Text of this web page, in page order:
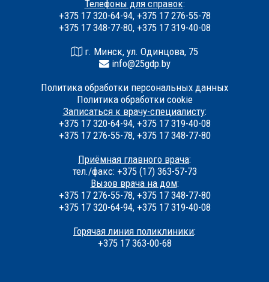
Телефоны для справок:
+375 17 320-64-94, +375 17 276-55-78
+375 17 348-77-80, +375 17 319-40-08
г. Минск, ул. Одинцова, 75
info@25gdp.by
Политика обработки персональных данных
Политика обработки cookie
Записаться к врачу-специалисту:
+375 17 320-64-94, +375 17 319-40-08
+375 17 276-55-78, +375 17 348-77-80
Приёмная главного врача:
тел./факс: +375 (17) 363-57-73
Вызов врача на дом:
+375 17 276-55-78, +375 17 348-77-80
+375 17 320-64-94, +375 17 319-40-08
Горячая линия поликлиники:
+375 17 363-00-68